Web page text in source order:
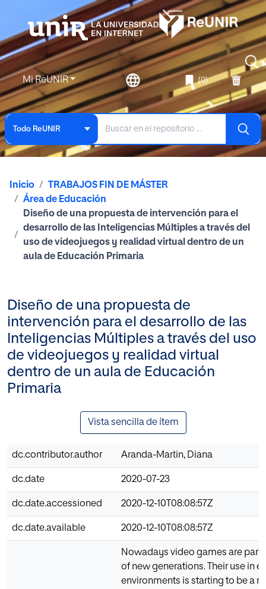
Mi ReUNIR (0)
Todo ReUNIR
Inicio
TRABAJOS FIN DE MÁSTER
Área de Educación
Diseño de una propuesta de intervención para el
desarrollo de las Inteligencias Múltiples a través del
uso de videojuegos y realidad virtual dentro de un
aula de Educación Primaria
Diseño de una propuesta de
intervención para el desarrollo de las
Inteligencias Múltiples a través del uso
de videojuegos y realidad virtual
dentro de un aula de Educación
Primaria
Vista sencilla de ítem
dc.contributor.author Aranda-Martin, Diana
dc.date 2020-07-23
dc.date.accessioned 2020-12-10T08:08:57Z
dc.date.available 2020-12-10T08:08:57Z
Nowadays video games are part
of new generations. Their use in
environments is starting to be a